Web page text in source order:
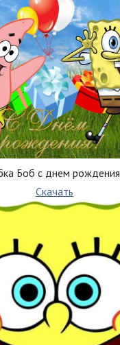
Боб с днем рождения
Скачать